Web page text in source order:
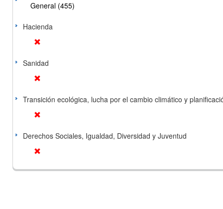
General (455)
Hacienda
Sanidad
Transición ecológica, lucha por el cambio climático y
Derechos Sociales, Igualdad, Diversidad y Juventud